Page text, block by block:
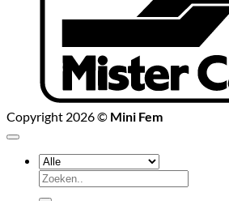
Copyright 2026 © Mini Fem
Zoeken
naar: